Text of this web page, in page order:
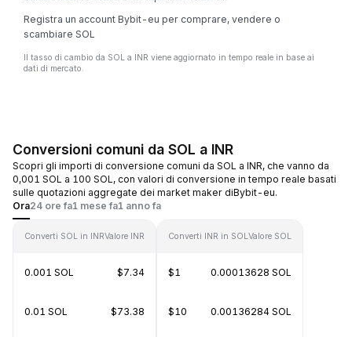
Registra un account Bybit-eu per comprare, vendere o
scambiare SOL
Il tasso di cambio da SOL a INR viene aggiornato in tempo reale in base ai
dati di mercato.
Conversioni comuni da SOL a INR
Scopri gli importi di conversione comuni da SOL a INR, che vanno da
0,001 SOL a 100 SOL, con valori di conversione in tempo reale basati
sulle quotazioni aggregate dei market maker diBybit-eu.
Ora24 ore fa1 mese fa1 anno fa
Converti SOL in INRValore INR
0.001 SOL $7.34
0.01 SOL $73.38
Converti INR in SOLValore SOL
$1 0.00013628 SOL
$10 0.00136284 SOL